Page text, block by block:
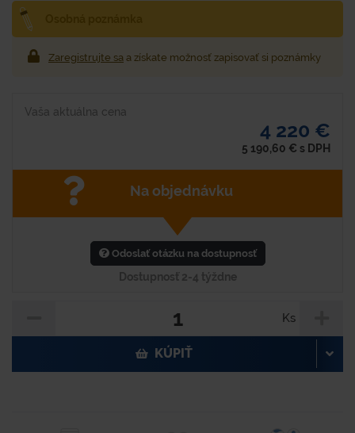
Zaregistrujte sa a získate možnosť zapisovať si poznámky
Vaša aktuálna cena
4 220 €
5 190,60 € s DPH
Na objednávku
Odoslať otázku na dostupnosť
Dostupnosť 2-4 týždne
Ks
KÚPIŤ